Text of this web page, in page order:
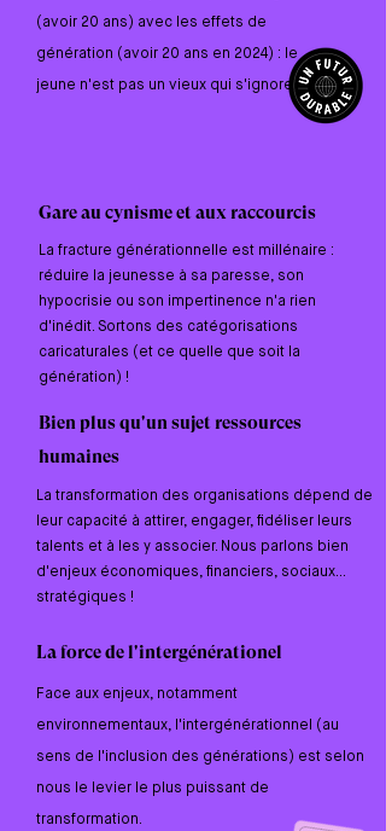
(avoir 20 ans) avec les effets de
génération (avoir 20 ans en 2024) : le
jeune n'est pas un vieux qui s'ignore !
Gare au cynisme et aux raccourcis
La transformation des organisations dépend de
leur capacité à attirer, engager, fidéliser leurs
talents et à les y associer. Nous parlons bien
d'enjeux économiques, financiers, sociaux...
stratégiques !
La fracture générationnelle est millénaire :
réduire la jeunesse à sa paresse, son
hypocrisie ou son impertinence n'a rien
d'inédit. Sortons des catégorisations
caricaturales (et ce quelle que soit la
génération) !
La force de l'intergénérationel
Bien plus qu'un sujet ressources
humaines
Face aux enjeux, notamment
environnementaux, l'intergénérationnel (au
sens de l'inclusion des générations) est selon
nous le levier le plus puissant de
transformation.